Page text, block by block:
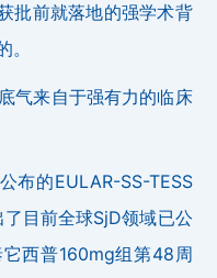
批前就落地的强学术背
气来自于强有力的临床
布的EULAR-SS-TESS
目前全球SjD领域已公
西普160mg组第48周